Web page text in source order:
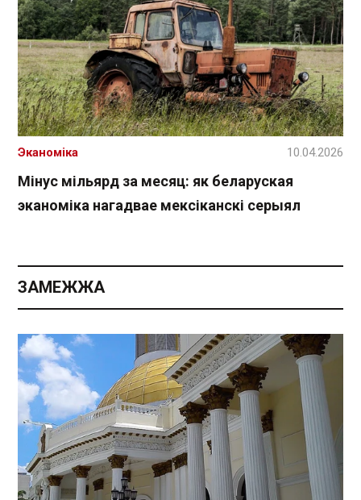
Мінус мільярд за месяц: як беларуская
эканоміка нагадвае мексіканскі серыял
Эканоміка 10.04.2026
ЗАМЕЖЖА